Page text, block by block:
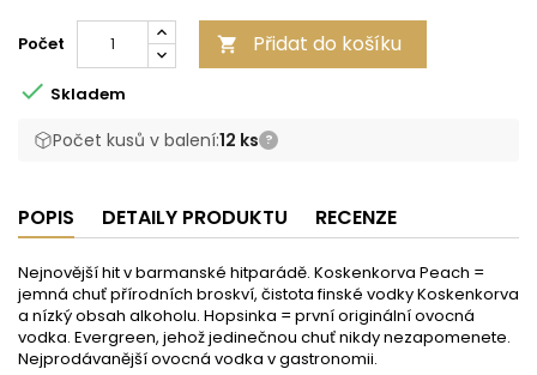
Počet  Přidat do košíku
 Skladem
Počet kusů v balení:12 ks ?
POPIS DETAILY PRODUKTU RECENZE
Nejnovější hit v barmanské hitparádě. Koskenkorva Peach =
jemná chuť přírodních broskví, čistota finské vodky Koskenkorva
a nízký obsah alkoholu. Hopsinka = první originální ovocná
vodka. Evergreen, jehož jedinečnou chuť nikdy nezapomenete.
Nejprodávanější ovocná vodka v gastronomii.